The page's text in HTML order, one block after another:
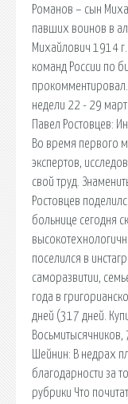
Романов – сын
павших воинов в
Михайлович 1914
команд России по
недели 22 - 29
Павел Ростовцев:
Во время первого
экспертов,
свой труд.
Ростовцев
больнице сегодня
поселился в
саморазвитии,
года в
дней (317 дней.
Шейнин: В недрах
благодарности за
рубрики Что